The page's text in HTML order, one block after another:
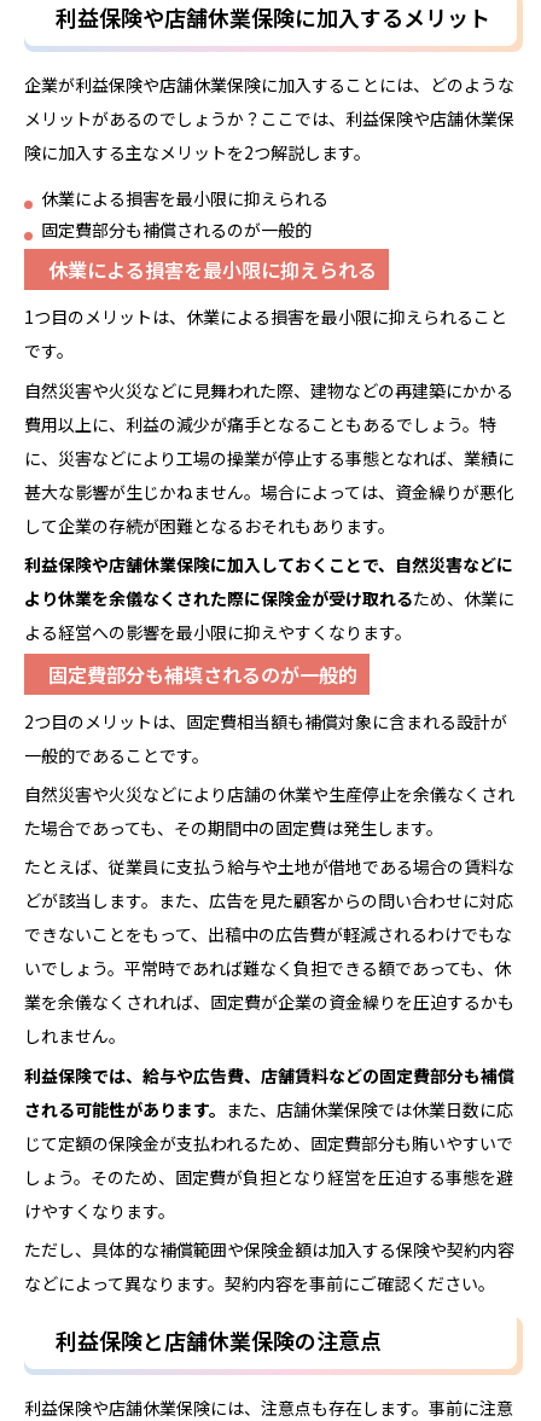
利益保険や店舗休業保険に加入するメリット
企業が利益保険や店舗休業保険に加入することには、どのような
メリットがあるのでしょうか？ここでは、利益保険や店舗休業保
険に加入する主なメリットを2つ解説します。
休業による損害を最小限に抑えられる
固定費部分も補償されるのが一般的
休業による損害を最小限に抑えられる
1つ目のメリットは、休業による損害を最小限に抑えられること
です。
自然災害や火災などに見舞われた際、建物などの再建築にかかる
費用以上に、利益の減少が痛手となることもあるでしょう。特
に、災害などにより工場の操業が停止する事態となれば、業績に
甚大な影響が生じかねません。場合によっては、資金繰りが悪化
して企業の存続が困難となるおそれもあります。
利益保険や店舗休業保険に加入しておくことで、自然災害などに
より休業を余儀なくされた際に保険金が受け取れるため、休業に
よる経営への影響を最小限に抑えやすくなります。
固定費部分も補填されるのが一般的
2つ目のメリットは、固定費相当額も補償対象に含まれる設計が
一般的であることです。
自然災害や火災などにより店舗の休業や生産停止を余儀なくされ
た場合であっても、その期間中の固定費は発生します。
たとえば、従業員に支払う給与や土地が借地である場合の賃料な
どが該当します。また、広告を見た顧客からの問い合わせに対応
できないことをもって、出稿中の広告費が軽減されるわけでもな
いでしょう。平常時であれば難なく負担できる額であっても、休
業を余儀なくされれば、固定費が企業の資金繰りを圧迫するかも
しれません。
利益保険では、給与や広告費、店舗賃料などの固定費部分も補償
される可能性があります。 また、店舗休業保険では休業日数に応
じて定額の保険金が支払われるため、固定費部分も賄いやすいで
しょう。そのため、固定費が負担となり経営を圧迫する事態を避
けやすくなります。
ただし、具体的な補償範囲や保険金額は加入する保険や契約内容
などによって異なります。契約内容を事前にご確認ください。
利益保険と店舗休業保険の注意点
利益保険や店舗休業保険には、注意点も存在します。事前に注意